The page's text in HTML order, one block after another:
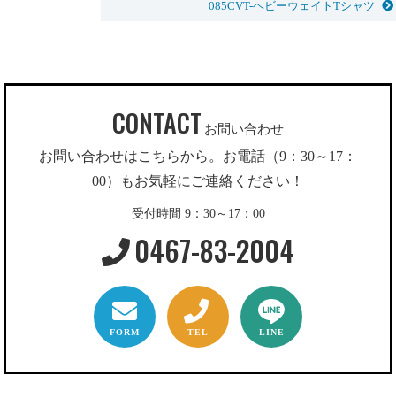
085CVT-ヘビーウェイトTシャツ
CONTACT お問い合わせ
お問い合わせはこちらから。お電話（9：30～17：
00）もお気軽にご連絡ください！
受付時間 9：30～17：00
0467-83-2004
FORM TEL LINE